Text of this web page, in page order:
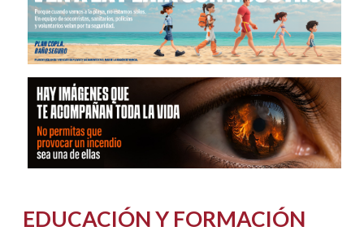
EDUCACIÓN Y FORMACIÓN